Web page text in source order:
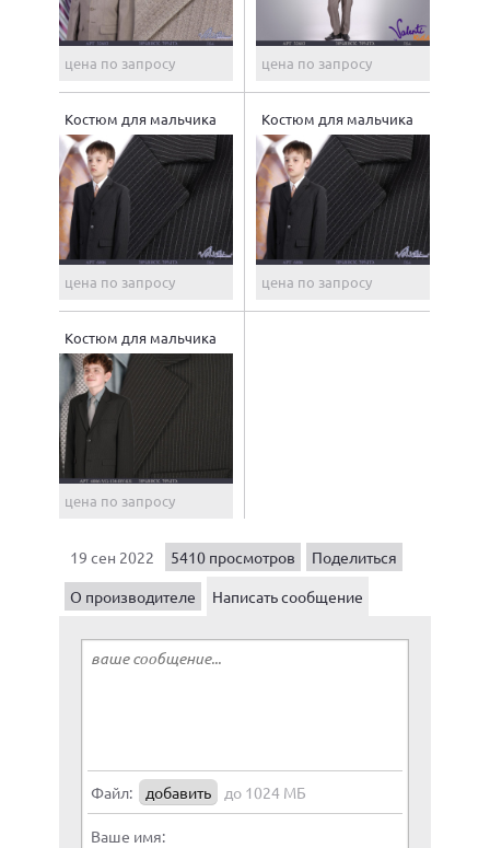
цена по запросу цена по запросу
Костюм для мальчика
цена по запросу
Костюм для мальчика
цена по запросу
Костюм для мальчика
цена по запросу
19 сен 2022 5410 просмотров
Поделиться
О производителе
Написать сообщение
Файл: добавить до 1024 МБ
Ваше имя: